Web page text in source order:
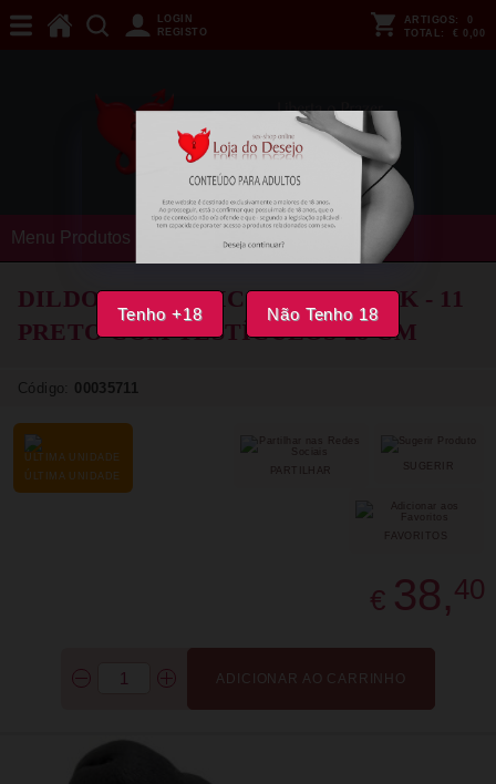
Tenho +18 Não Tenho 18
LOGIN
REGISTO
ARTIGOS:
0
TOTAL: € 0,00
Menu Produtos
DILDO REALISTICO KING COCK - 11
PRETO COM TESTÍCULOS 28 CM
Código: 00035711
ÚLTIMA UNIDADE
SUGERIR
FAVORITOS
€ 38,40
ADICIONAR AO CARRINHO